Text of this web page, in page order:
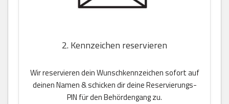
2. Kennzeichen reservieren
Wir reservieren dein Wunschkennzeichen sofort auf
deinen Namen & schicken dir deine Reservierungs-
PIN für den Behördengang zu.